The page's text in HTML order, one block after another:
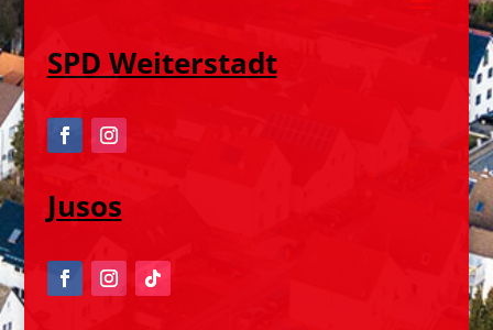
SPD Weiterstadt
Jusos